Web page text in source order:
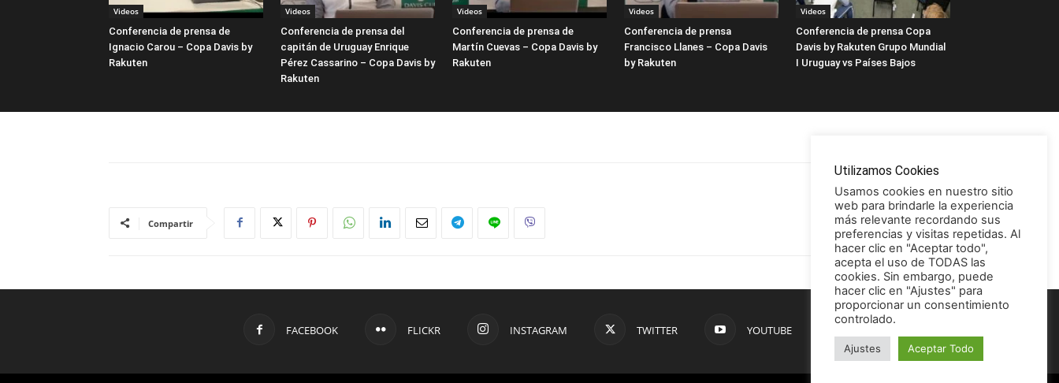
Videos
Conferencia de prensa de
Ignacio Carou – Copa Davis by
Rakuten
Videos
Conferencia de prensa del
capitán de Uruguay Enrique
Pérez Cassarino – Copa Davis by
Rakuten
Videos
Conferencia de prensa de
Martín Cuevas – Copa Davis by
Rakuten
Videos
Conferencia de prensa
Francisco Llanes – Copa Davis
by Rakuten
Videos
Conferencia de prensa Copa
Davis by Rakuten Grupo Mundial
I Uruguay vs Países Bajos
Compartir
FACEBOOK FLICKR INSTAGRAM TWITTER YOUTUBE
Utilizamos Cookies
Usamos cookies en nuestro sitio
web para brindarle la experiencia
más relevante recordando sus
preferencias y visitas repetidas. Al
hacer clic en "Aceptar todo",
acepta el uso de TODAS las
cookies. Sin embargo, puede
hacer clic en "Ajustes" para
proporcionar un consentimiento
controlado.
Ajustes Aceptar Todo